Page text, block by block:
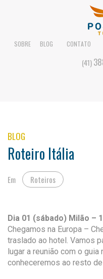
SOBRE BLOG CONTATO
(41)
BLOG
Roteiro Itália
Em Roteiros
Dia 01 (sábado) Milão –
Chegamos na Europa –
traslado ao hotel. Vamos
lugar a reunião com o
conheceremos ao resto